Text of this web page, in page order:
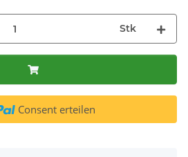
Stk
Consent erteilen